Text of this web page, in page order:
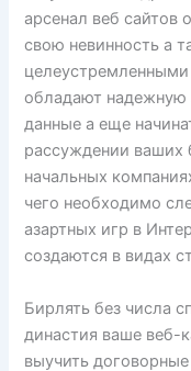
арсенал веб сайтов
свою невинность а
обладают надежную
данные а еще
рассуждении ваших
начальных
чего необходимо
азартных игр в
создаются в видах
Бирлять без числа
династия ваше веб-
выучить